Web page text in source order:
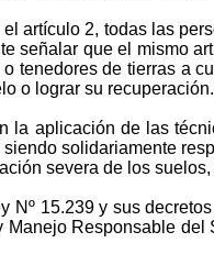
el artículo 2, todas las
señalar que el mismo
o tenedores de tierras a
o lograr su
la aplicación de las
solidariamente
severa de los
Nº 15.239 y sus
Manejo Responsable